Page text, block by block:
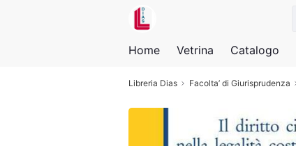
Home Vetrina Catalogo
Libreria Dias Facolta’ di Giurisprudenza